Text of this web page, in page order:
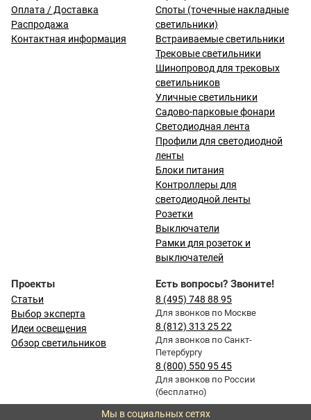
Оплата / Доставка
Распродажа
Контактная информация
Споты (точечные накладные
светильники)
Встраиваемые светильники
Трековые светильники
Шинопровод для трековых
светильников
Уличные светильники
Садово-парковые фонари
Светодиодная лента
Профили для светодиодной
ленты
Блоки питания
Контроллеры для
светодиодной ленты
Розетки
Выключатели
Рамки для розеток и
выключателей
Проекты
Статьи
Выбор эксперта
Идеи освещения
Обзор светильников
Есть вопросы? Звоните!
8 (495) 748 88 95
Для звонков по Москве
8 (812) 313 25 22
Для звонков по Санкт-
Петербургу
8 (800) 550 95 45
Для звонков по России
(бесплатно)
Мы в социальных сетях